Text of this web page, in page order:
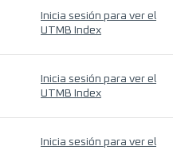
Inicia sesión para ver el
UTMB Index
Inicia sesión para ver el
UTMB Index
Inicia sesión para ver el